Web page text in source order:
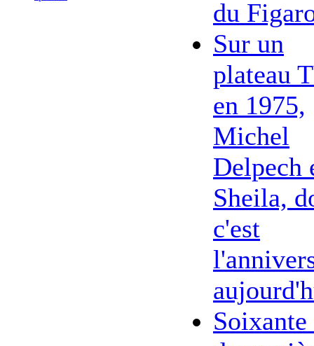
du
Sur un
plateau
en 1975,
Michel
Delpech
Sheila,
c'est
Soixante